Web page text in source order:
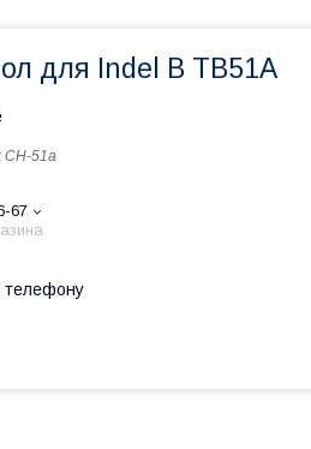
для Indel B TB51A
CH-51a
67
телефону